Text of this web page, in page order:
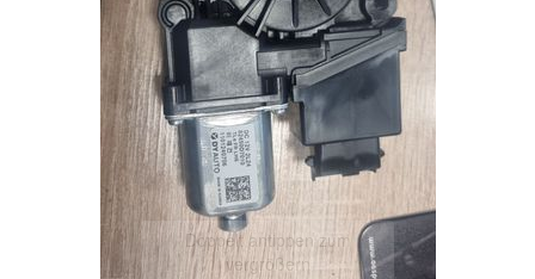
Doppelt antippen zum
vergrößern